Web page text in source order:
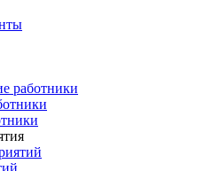
работники